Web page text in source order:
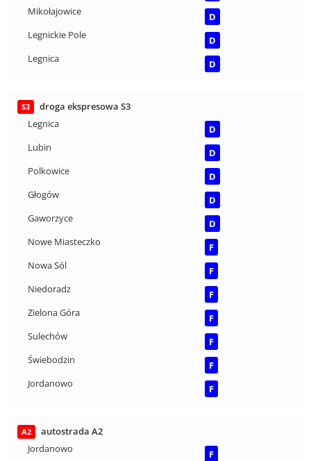
Mikołajowice
D
Legnickie Pole
D
Legnica
D
S3
droga ekspresowa S3
Legnica
D
Lubin
D
Polkowice
D
Głogów
D
Gaworzyce
D
Nowe Miasteczko
F
Nowa Sól
F
Niedoradz
F
Zielona Góra
F
Sulechów
F
Świebodzin
F
Jordanowo
F
A2
autostrada A2
Jordanowo
F